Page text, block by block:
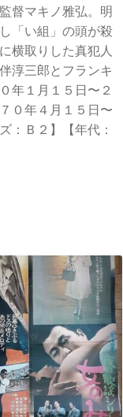
督マキノ雅弘。明
「い組」の頭が殺
横取りした真犯人
淳三郎とフランキ
年１月１５日〜２
０年４月１５日〜
：Ｂ２】【年代：